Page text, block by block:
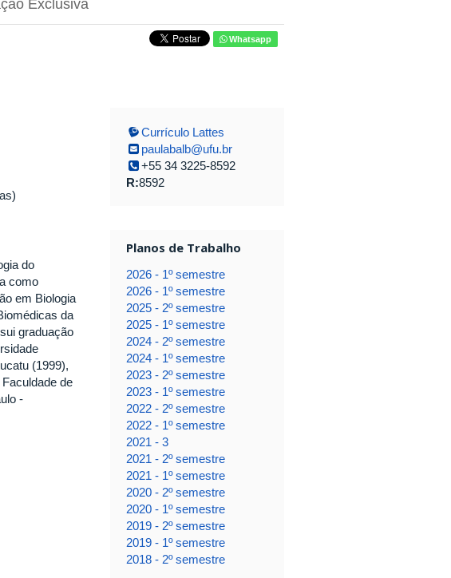
Exclusiva
Whatsapp
do
como
em Biologia
da
graduação
(1999),
de
-
Currículo Lattes
paulabalb@ufu.br
+55 34 3225-8592
R:8592
Planos de Trabalho
2026 - 1º semestre
2026 - 1º semestre
2025 - 2º semestre
2025 - 1º semestre
2024 - 2º semestre
2024 - 1º semestre
2023 - 2º semestre
2023 - 1º semestre
2022 - 2º semestre
2022 - 1º semestre
2021 - 3
2021 - 2º semestre
2021 - 1º semestre
2020 - 2º semestre
2020 - 1º semestre
2019 - 2º semestre
2019 - 1º semestre
2018 - 2º semestre